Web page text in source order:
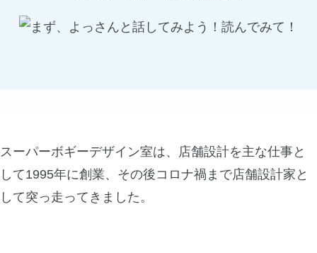
スーパーボギーデザイン室は、店舗設計を主な仕事と
して1995年に創業、その後コロナ禍まで店舗設計家と
して突っ走ってきました。